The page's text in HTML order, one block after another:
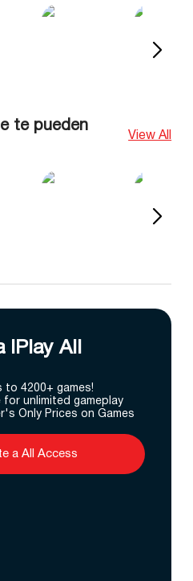
te pueden
View All
IPlay All
to 4200+ games!
for unlimited gameplay
Only Prices on Games
a All Access